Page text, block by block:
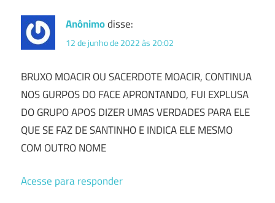
Anônimodisse:
12 de junho de 2022 às 20:02
BRUXO MOACIR OU SACERDOTE MOACIR, CONTINUA
NOS GURPOS DO FACE APRONTANDO, FUI EXPLUSA
DO GRUPO APOS DIZER UMAS VERDADES PARA ELE
QUE SE FAZ DE SANTINHO E INDICA ELE MESMO
COM OUTRO NOME
Acesse para responder